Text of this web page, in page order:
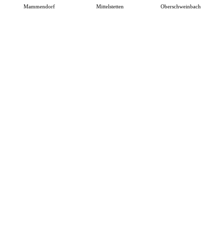
Mammendorf Mittelstetten Oberschweinbach